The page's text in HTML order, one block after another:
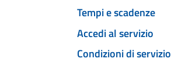
Tempi e scadenze
Accedi al servizio
Condizioni di servizio